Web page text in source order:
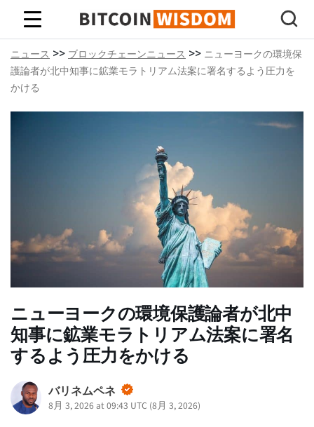
ビットコインの知恵
ニュース >> ブロックチェーンニュース >> ニューヨークの環境保
護論者が北中知事に鉱業モラトリアム法案に署名するよう圧力を
かける
ニューヨークの環境保護論者が北中
知事に鉱業モラトリアム法案に署名
するよう圧力をかける
バリネムペネ
8月 3, 2026 at 09:43 UTC (8月 3, 2026)